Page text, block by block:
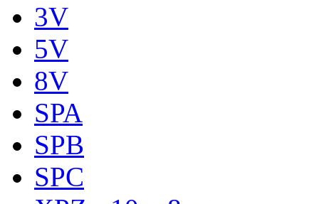
3V
5V
8V
SPA
SPB
SPC